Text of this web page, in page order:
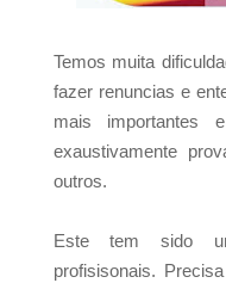
Temos muita
fazer renuncias e
mais importantes
exaustivamente
outros.
Este tem sido
profisisonais.